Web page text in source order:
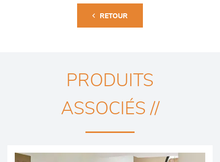
RETOUR
PRODUITS
ASSOCIÉS //